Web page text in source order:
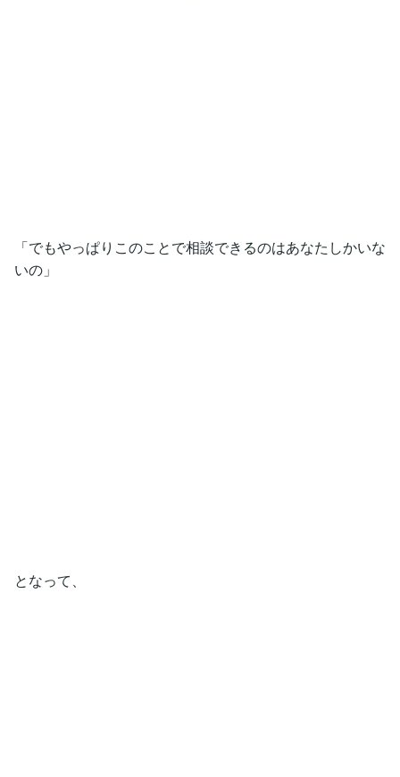
「でもやっぱりこのことで相談できるのはあなたしかいな
いの」
となって、